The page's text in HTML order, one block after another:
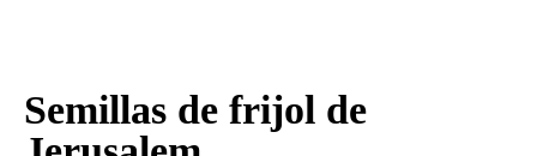
Semillas de frijol de